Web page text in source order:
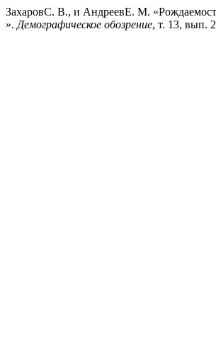
ЗахаровС. В., и АндреевЕ. М.
». Демографическое обозрение, т. 13, вып.